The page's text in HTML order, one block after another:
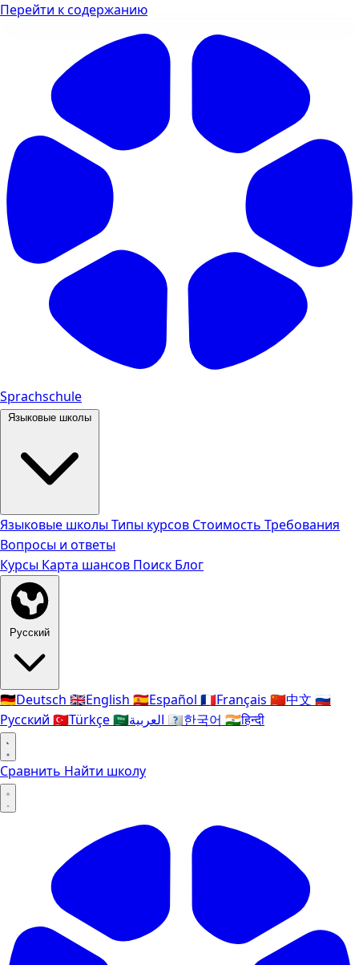
Перейти к содержанию
Sprachschule
Языковые школы
Языковые школыТипы курсов Стоимость Требования
Вопросы и ответы
Курсы Карта шансов Поиск Блог
Русский
🇩🇪Deutsch 🇬🇧English 🇪🇸Español 🇫🇷Français 🇨🇳中文 🇷🇺
Русский 🇹🇷Türkçe🇸🇦 🇰🇷한국어 🇮🇳हिन्दी
Сравнить Найти школу